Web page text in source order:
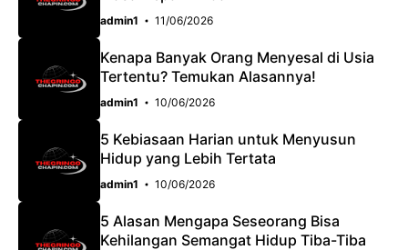
o p
p
m
admin1 11/06/2026
Kenapa Banyak Orang Menyesal di Usia
Tertentu? Temukan Alasannya!
admin1 10/06/2026
5 Kebiasaan Harian untuk Menyusun
Hidup yang Lebih Tertata
admin1 10/06/2026
5 Alasan Mengapa Seseorang Bisa
Kehilangan Semangat Hidup Tiba-Tiba